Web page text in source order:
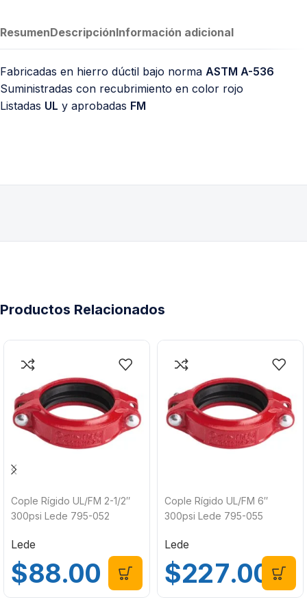
ResumenDescripciónInformación adicional
Fabricadas en hierro dúctil bajo norma ASTM A-536
Suministradas con recubrimiento en color rojo
Listadas UL y aprobadas FM
Productos Relacionados
Cople Rígido UL/FM 2-1/2″
300psi Lede 795-052
Lede
$88.00
Cople Rígido UL/FM 6″
300psi Lede 795-055
Lede
$227.00